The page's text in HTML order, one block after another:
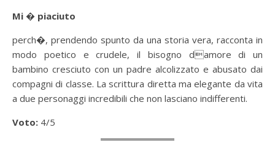
Mi � piaciuto
perch�, prendendo spunto da una storia vera, racconta in
modo poetico e crudele, il bisogno damore di un
bambino cresciuto con un padre alcolizzato e abusato dai
compagni di classe. La scrittura diretta ma elegante da vita
a due personaggi incredibili che non lasciano indifferenti.
Voto: 4/5